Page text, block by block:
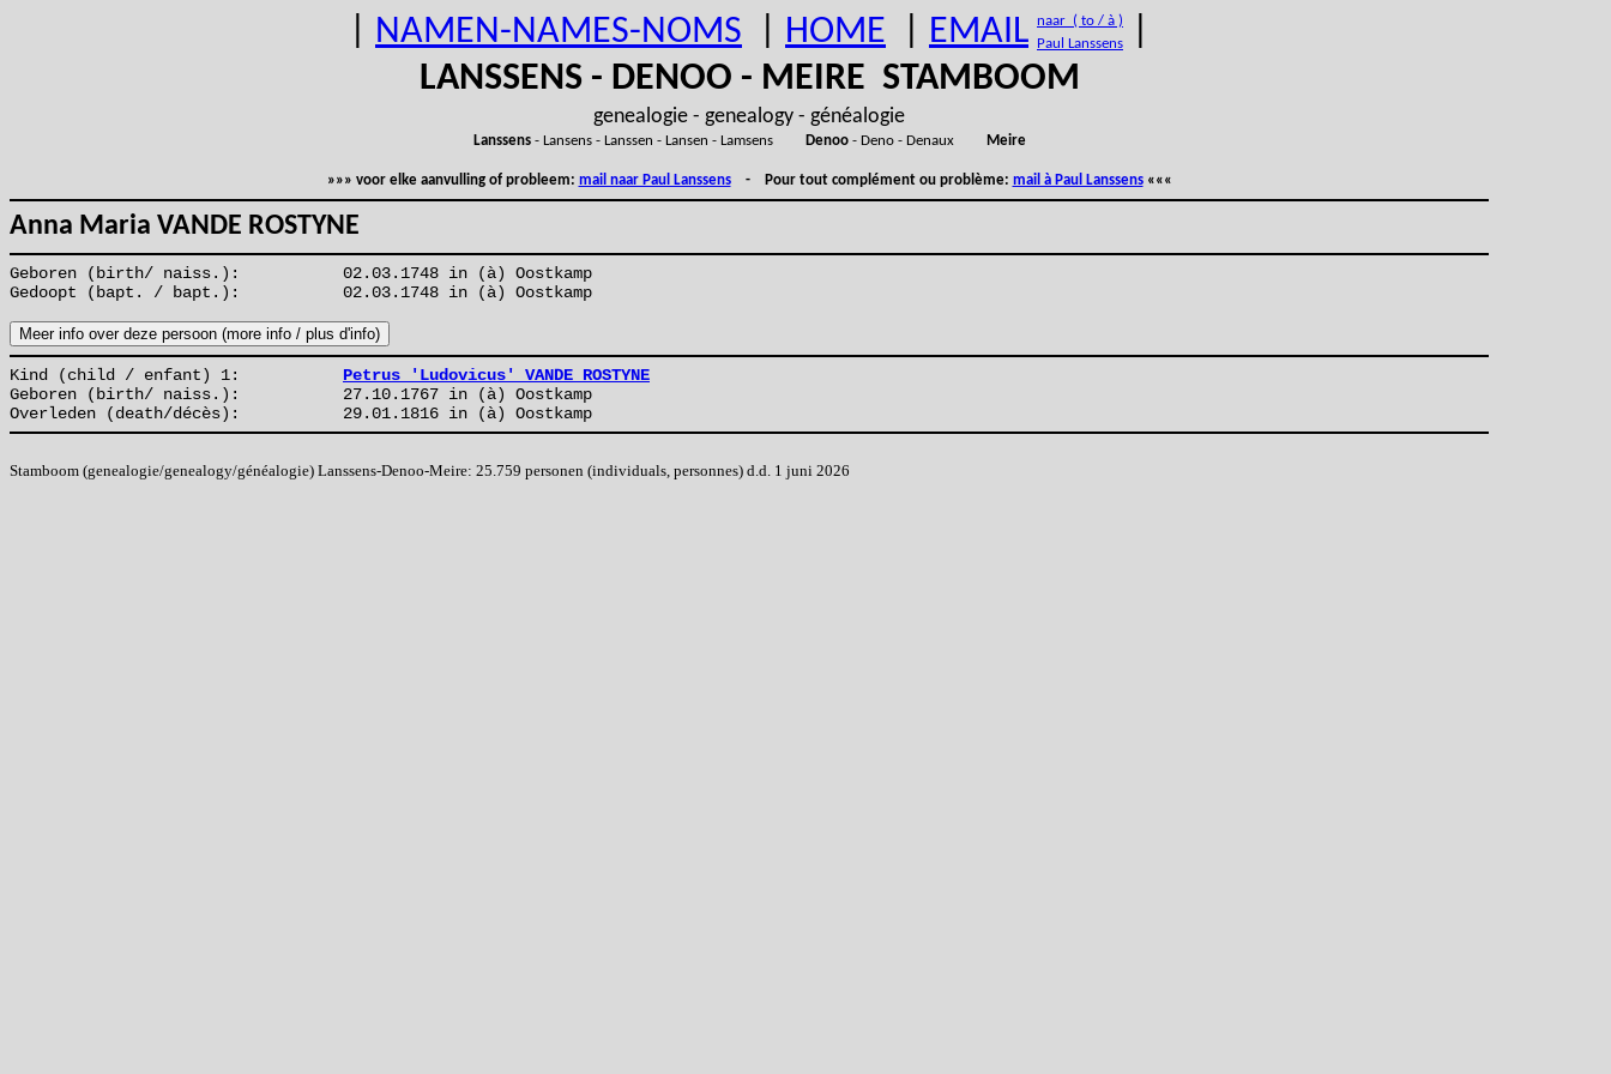
NAMEN-NAMES-NOMS HOME EMAIL naar ( to / à )
Paul Lanssens
LANSSENS - DENOO - MEIRE STAMBOOM
genealogie - genealogy - généalogie
Lanssens- Lansens - Lanssen - Lansen - Lamsens Denoo- Deno - Denaux Meire
»»» voor elke aanvulling of probleem: mail naar Paul Lanssens- Pour tout complément ou problème: mail à Paul Lanssens«««
Anna Maria VANDE ROSTYNE
Geboren (birth/ naiss.):
02.03.1748 in (à) Oostkamp
Gedoopt (bapt. / bapt.):
02.03.1748 in (à) Oostkamp
Kind (child / enfant) 1:
Petrus 'Ludovicus' VANDE ROSTYNE
Geboren (birth/ naiss.):
27.10.1767 in (à) Oostkamp
Overleden (death/décès):
29.01.1816 in (à) Oostkamp
Stamboom (genealogie/genealogy/généalogie) Lanssens-Denoo-Meire: 25.759 personen (individuals, personnes) d.d. 1 juni 2026